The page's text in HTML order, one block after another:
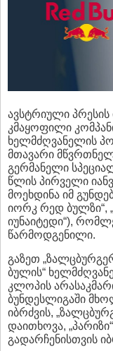
ავსტრიული
კმაყოფილი
ხელმძღვანელის
მთავარი
გერმანელი
წლის პირველი
მოეხდინა იმ
იორკ რედ ბულზი“,
იუნაიტედი“),
წარმოდგენილი.
გაზეთ
ბულის“
კლოპის
ბუნდესლიგაში
იბრძვის,
დაითხოვა,
გადარჩენისთვის